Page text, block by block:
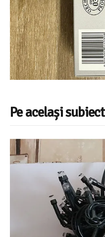
Pe același subiect